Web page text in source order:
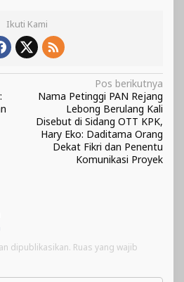
Ikuti Kami
Pos berikutnya
Nama Petinggi PAN Rejang
Lebong Berulang Kali
Disebut di Sidang OTT KPK,
Hary Eko: Daditama Orang
Dekat Fikri dan Penentu
Komunikasi Proyek
dipublikasikan. Ruas yang wajib